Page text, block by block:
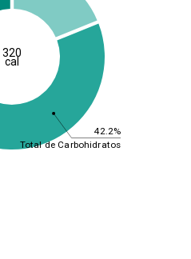
42.2%
Total de Carbohidratos
320
cal